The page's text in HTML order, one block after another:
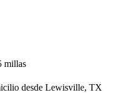
millas
desde Lewisville, TX